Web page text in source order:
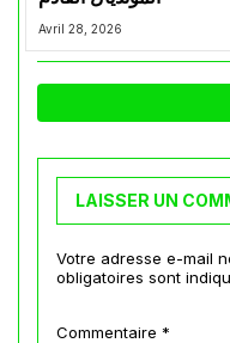
Avril 28, 2026
LAISSER UN
Votre adresse e-mail
obligatoires sont
Commentaire *